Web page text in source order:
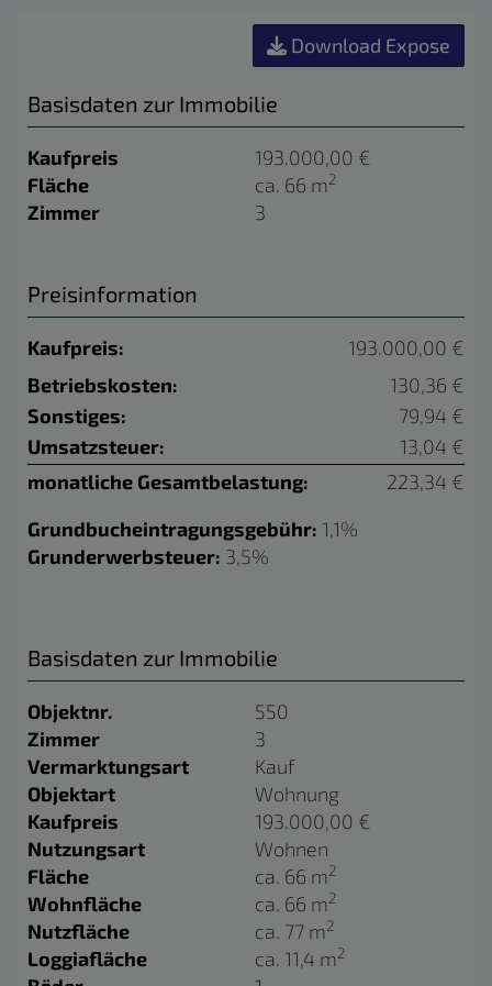
Download Expose
Basisdaten zur Immobilie
Kaufpreis
193.000,00 €
Fläche
ca. 66 m2
Zimmer 3
Preisinformation
Kaufpreis:
193.000,00 €
Betriebskosten:
130,36 €
Sonstiges:
79,94 €
Umsatzsteuer:
13,04 €
monatliche Gesamtbelastung:
223,34 €
Grundbucheintragungsgebühr: 1,1%
Grunderwerbsteuer: 3,5%
Basisdaten zur Immobilie
Objektnr.
550
Zimmer
3
Vermarktungsart
Kauf
Objektart
Wohnung
Kaufpreis
193.000,00 €
Nutzungsart
Wohnen
Fläche
ca. 66 m2
Wohnfläche ca. 66 m2
Nutzfläche ca. 77 m2
Loggiafläche ca. 11,4 m2